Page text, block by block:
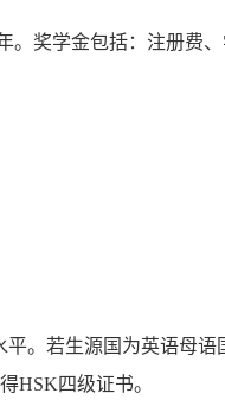
。奖学金包括：注册费
平。若生源国为英语母语
HSK四级证书。